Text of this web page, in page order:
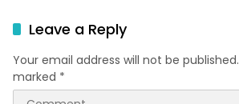
KI bagi UMKM
Leave a Reply
Your email address will not be published.
marked *